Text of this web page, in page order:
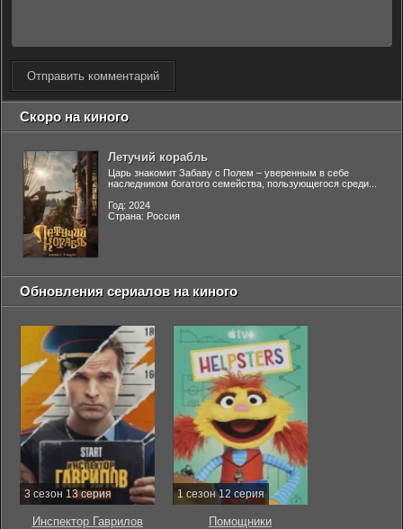
Отправить комментарий
Скоро на киного
Летучий корабль
Царь знакомит Забаву с Полем – уверенным в себе
наследником богатого семейства, пользующегося среди...
Год: 2024
Страна: Россия
Обновления сериалов на киного
3 сезон 13 серия
Инспектор Гаврилов
1 сезон 12 серия
Помощники